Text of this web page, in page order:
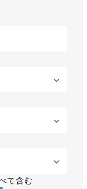
て含む